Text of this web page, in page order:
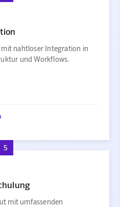
nahtloser Integration in
und Workflows.
5
mit umfassenden